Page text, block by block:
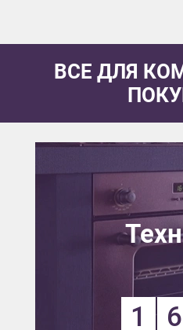
ВСЕ ДЛЯ
1 6